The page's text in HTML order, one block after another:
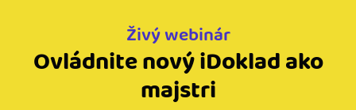
Živý webinár
Ovládnite nový iDoklad ako
majstri